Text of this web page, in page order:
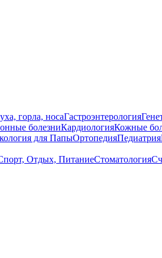
горла, носаГастроэнтерология
болезниКардиологияКожные
для ПапыОртопедияПедиатрия
Отдых, ПитаниеСтоматология